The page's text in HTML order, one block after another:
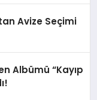
Avize Seçimi
Albümü “Kayıp